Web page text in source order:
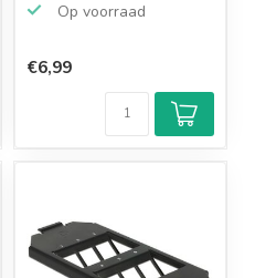
Op voorraad
€6,99